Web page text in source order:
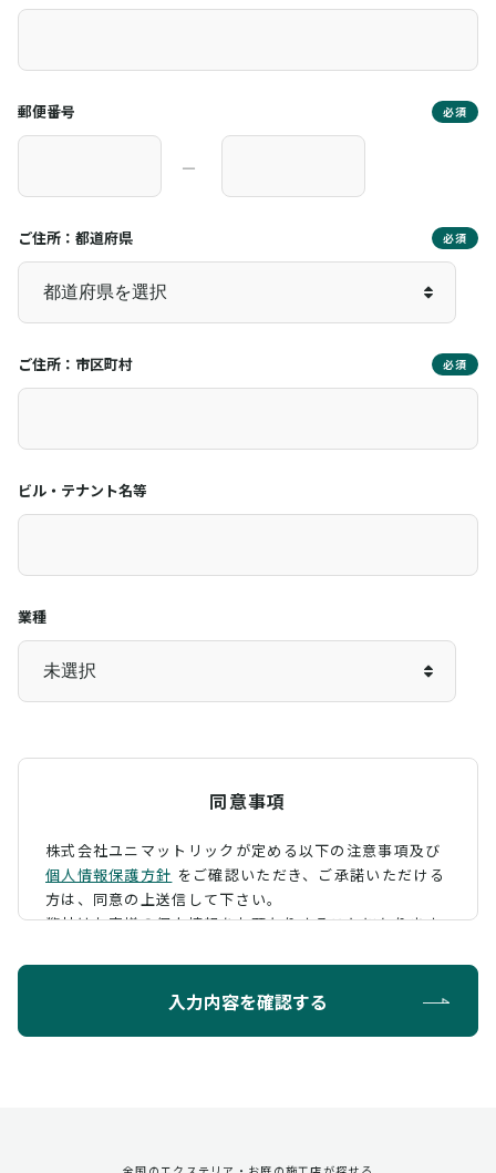
郵便番号 必須
―
ご住所：都道府県 必須
ご住所：市区町村 必須
ビル・テナント名等
業種
同意事項
株式会社ユニマットリックが定める以下の注意事項及び
個人情報保護方針 をご確認いただき、 ご承諾いただける
方は、同意の上送信して下さい。
弊社はお客様の個人情報をお預かりすることになります
ように定め、保護に努めております。
入力内容を確認する